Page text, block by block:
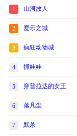
1 山河故人
2 爱乐之城
3 疯狂动物城
4 抓娃娃
5 穿普拉达的女王
6 落凡尘
7 默杀